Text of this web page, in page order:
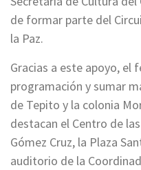
de formar parte del
la Paz.
Gracias a este apoyo, el
programación y sumar
de Tepito y la colonia
destacan el Centro de
Gómez Cruz, la Plaza
auditorio de la